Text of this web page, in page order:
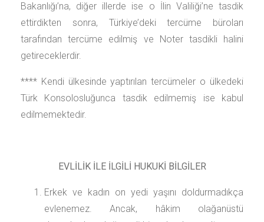
Bakanlığı’na, diğer illerde ise o İlin Valiliği’ne tasdik
ettirdikten sonra, Türkiye’deki tercüme büroları
tarafından tercüme edilmiş ve Noter tasdikli halini
getireceklerdir.
**** Kendi ülkesinde yaptırılan tercümeler o ülkedeki
Türk Konsolosluğunca tasdik edilmemiş ise kabul
edilmemektedir.
EVLİLİK İLE İLGİLİ HUKUKİ BİLGİLER
Erkek ve kadın on yedi yaşını doldurmadıkça
evlenemez. Ancak, hâkim olağanüstü